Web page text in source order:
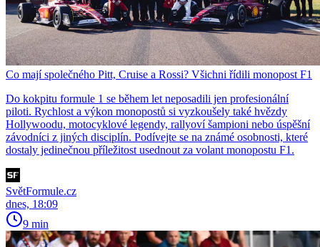
Co mají společného Pitt, Cruise a Rossi? Všichni řídili monopost F1
Do kokpitu formule 1 se během let neposadili jen profesionální
piloti. Rychlost a výkon monopostů si vyzkoušely také hvězdy
Hollywoodu, motocyklové legendy, rallyoví šampioni nebo úspěšní
závodníci z jiných disciplín. Podívejte se na známé osobnosti, které
dostaly jedinečnou příležitost usednout za volant monopostu F1.
SvětFormule.cz
dnes, 18:09
9 min